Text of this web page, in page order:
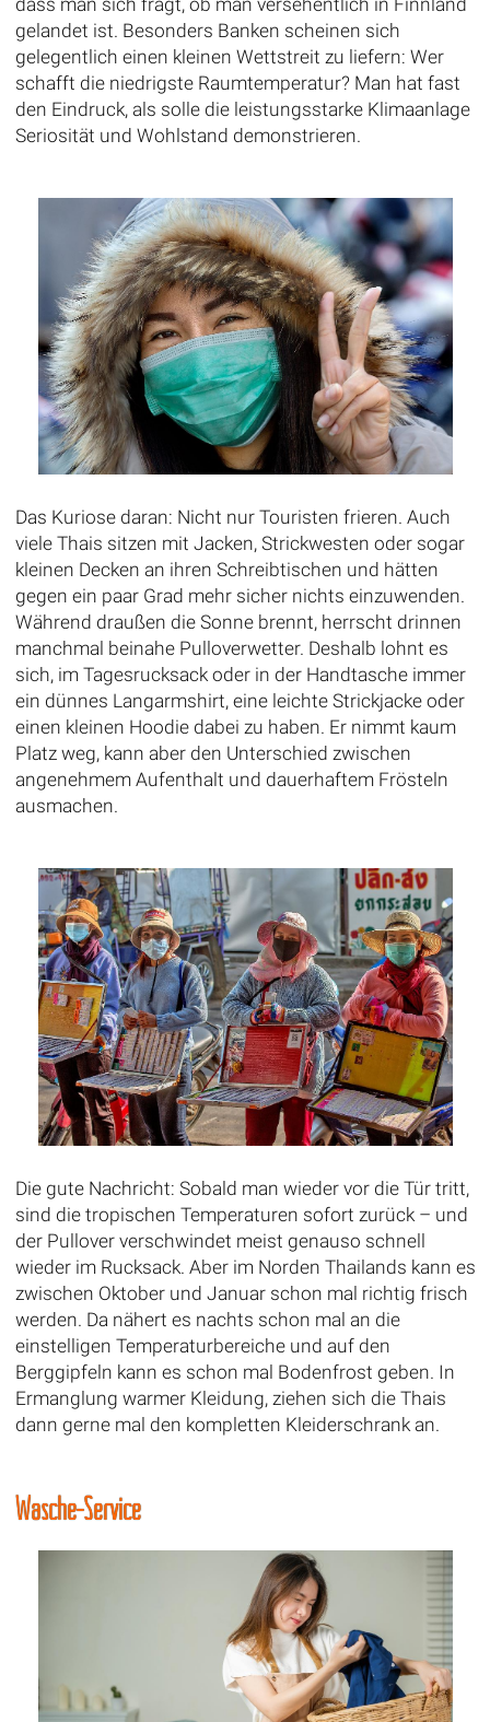
dass man sich fragt, ob man versehentlich in Finnland
gelandet ist. Besonders Banken scheinen sich
gelegentlich einen kleinen Wettstreit zu liefern: Wer
schafft die niedrigste Raumtemperatur? Man hat fast
den Eindruck, als solle die leistungsstarke Klimaanlage
Seriosität und Wohlstand demonstrieren.
Das Kuriose daran: Nicht nur Touristen frieren. Auch
viele Thais sitzen mit Jacken, Strickwesten oder sogar
kleinen Decken an ihren Schreibtischen und hätten
gegen ein paar Grad mehr sicher nichts einzuwenden.
Während draußen die Sonne brennt, herrscht drinnen
manchmal beinahe Pulloverwetter. Deshalb lohnt es
sich, im Tagesrucksack oder in der Handtasche immer
ein dünnes Langarmshirt, eine leichte Strickjacke oder
einen kleinen Hoodie dabei zu haben. Er nimmt kaum
Platz weg, kann aber den Unterschied zwischen
angenehmem Aufenthalt und dauerhaftem Frösteln
ausmachen.
Die gute Nachricht: Sobald man wieder vor die Tür tritt,
sind die tropischen Temperaturen sofort zurück – und
der Pullover verschwindet meist genauso schnell
wieder im Rucksack. Aber im Norden Thailands kann es
zwischen Oktober und Januar schon mal richtig frisch
werden. Da nähert es nachts schon mal an die
einstelligen Temperaturbereiche und auf den
Berggipfeln kann es schon mal Bodenfrost geben. In
Ermanglung warmer Kleidung, ziehen sich die Thais
dann gerne mal den kompletten Kleiderschrank an.
Wäsche-Service